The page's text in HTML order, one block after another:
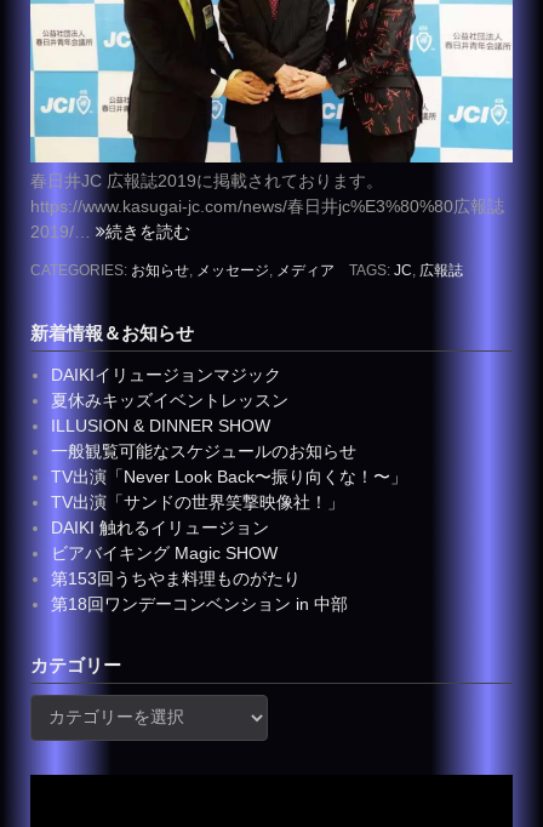
春日井JC 広報誌2019に掲載されております。
https://www.kasugai-jc.com/news/春日井jc%E3%80%80広報誌
2019/…
続きを読む
CATEGORIES: お知らせ メッセージ メディア TAGS: JC 広報誌
新着情報＆お知らせ
DAIKIイリュージョンマジック
夏休みキッズイベントレッスン
ILLUSION & DINNER SHOW
一般観覧可能なスケジュールのお知らせ
TV出演「Never Look Back〜振り向くな！〜」
TV出演「サンドの世界笑撃映像社！」
DAIKI 触れるイリュージョン
ビアバイキング Magic SHOW
第153回うちやま料理ものがたり
第18回ワンデーコンベンション in 中部
カテゴリー
カ
リ